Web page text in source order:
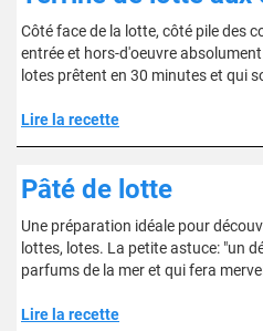
Côté face de la lotte, côté pile des
entrée et hors-d'oeuvre
lotes prêtent en 30 minutes et qui
Lire la recette
Pâté de lotte
Une préparation idéale pour
lottes, lotes. La petite astuce: "un
parfums de la mer et qui fera
Lire la recette